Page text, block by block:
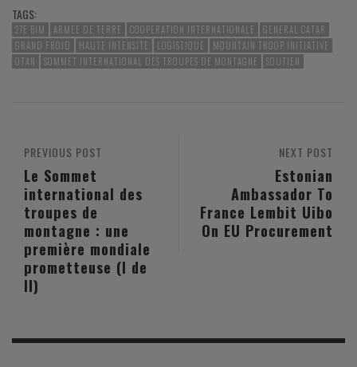
TAGS:
27E BIM ARMEE DE TERRE COOPERATION INTERNATIONALE
GENERAL CATAR
GRAND FROID
HAUTE INTENSITE LOGISTIQUE
MOUNTAIN TROOP INITIATIVE
OTAN
SOMMET INTERNATIONAL DES TROUPES DE MONTAGNE SOUTIEN
NEXT POST
Estonian
Ambassador To
France Lembit Uibo
On EU Procurement
PREVIOUS POST
Le Sommet
international des
troupes de
montagne : une
première mondiale
prometteuse (I de
II)